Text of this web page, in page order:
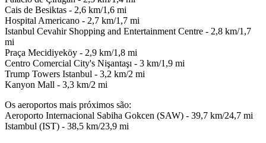
Cais de Besiktas - 2,6 km/1,6 mi
Hospital Americano - 2,7 km/1,7 mi
Istanbul Cevahir Shopping and Entertainment Centre - 2,8 km/1,7
mi
Praça Mecidiyeköy - 2,9 km/1,8 mi
Centro Comercial City's Nişantaşı - 3 km/1,9 mi
Trump Towers Istanbul - 3,2 km/2 mi
Kanyon Mall - 3,3 km/2 mi
Os aeroportos mais próximos são:
Aeroporto Internacional Sabiha Gokcen (SAW) - 39,7 km/24,7 mi
Istambul (IST) - 38,5 km/23,9 mi